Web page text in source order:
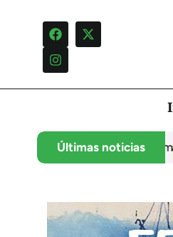
Últimas noticias
carga contra la programación